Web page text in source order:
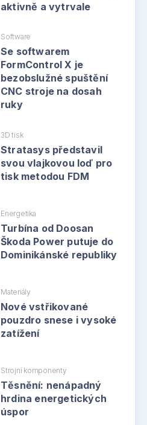
aktivně a vytrvale
Software
Se softwarem
FormControl X je
bezobslužné spuštění
CNC stroje na dosah
ruky
3D tisk
Stratasys představil
svou vlajkovou loď pro
tisk metodou FDM
Energetika
Turbína od Doosan
Škoda Power putuje do
Dominikánské republiky
Materiály
Nové vstřikované
pouzdro snese i vysoké
zatížení
Strojní komponenty
Těsnění: nenápadný
hrdina energetických
úspor